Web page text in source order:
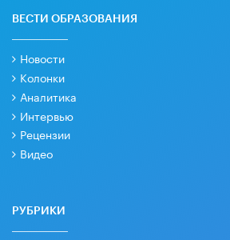
ВЕСТИ ОБРАЗОВАНИЯ
Новости
Колонки
Аналитика
Интервью
Рецензии
Видео
РУБРИКИ